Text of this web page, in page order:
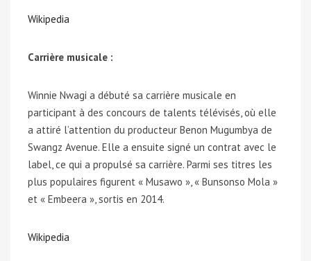
Wikipedia
Carrière musicale :
Winnie Nwagi a débuté sa carrière musicale en
participant à des concours de talents télévisés, où elle
a attiré l’attention du producteur Benon Mugumbya de
Swangz Avenue. Elle a ensuite signé un contrat avec le
label, ce qui a propulsé sa carrière. Parmi ses titres les
plus populaires figurent « Musawo », « Bunsonso Mola »
et « Embeera », sortis en 2014.
Wikipedia